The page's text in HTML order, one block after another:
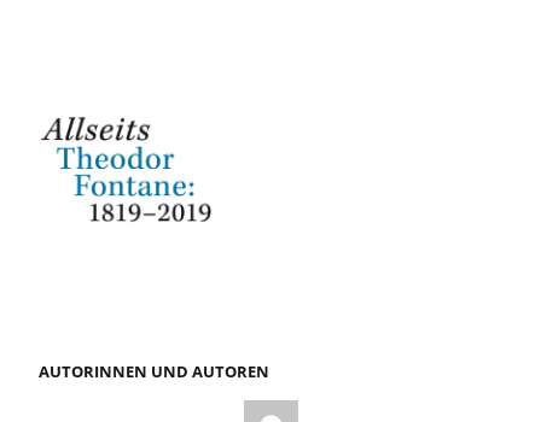
AUTORINNEN UND AUTOREN